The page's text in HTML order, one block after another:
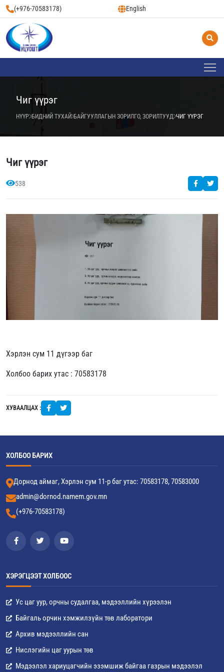
(+976-70583178) English
Чиг үүрэг
НҮҮР БИДНИЙ ТУХАЙ БАЙГУУЛЛАГЫН ЗОРИЛГО, ЗОРИЛТУУД ЧИГ ҮҮРЭГ
Чиг үүрэг
538
Хэрлэн сум 11 дүгээр баг
Холбоо барих утас : 70583178
ХУВААЛЦАХ :
ХОЛБОО БАРИХ
Дорнод аймаг, Хэрлэн сум 11-р баг утас: 70583178, 70583000
admin@dornod.namem.gov.mn
(+976-70583178)
ХЭРЭГЦЭЭТ ХОЛБООС
Ус цаг уур, орчны судалгаа, мэдээллийн хүрээлэн
Байгаль орчин хэмжилзүйн төв лаборатори
Архив мэдээллийн сан
Нислэгийн цаг уурын төв
Мэдээлэл хариуцагчийн эзэмшиж байгаа газрын мэдээлэл